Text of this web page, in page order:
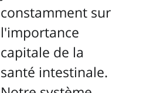
constamment sur
l'importance
capitale de la
santé intestinale.